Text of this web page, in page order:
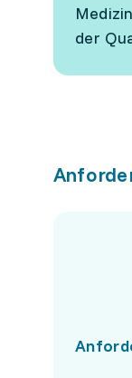
der